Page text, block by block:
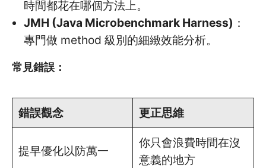
時間都花在哪個方法上。
JMH (Java Microbenchmark Harness) ：
專門做 method 級別的細緻效能分析。
常見錯誤：
錯誤觀念 更正思維
提早優化以防萬一
你只會浪費時間在沒
意義的地方